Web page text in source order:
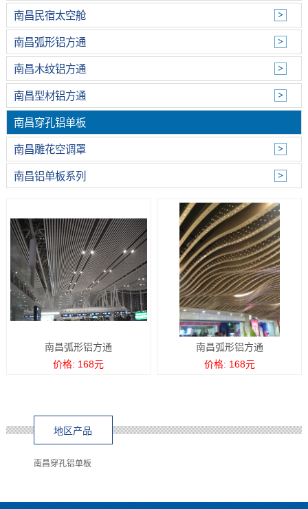
南昌民宿太空舱
南昌弧形铝方通
南昌木纹铝方通
南昌型材铝方通
南昌穿孔铝单板
南昌雕花空调罩
南昌铝单板系列
南昌弧形铝方通
价格: 168元
南昌弧形铝方通
价格: 168元
地区产品
南昌穿孔铝单板